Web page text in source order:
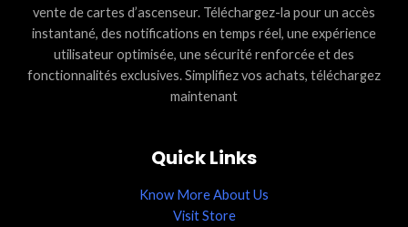
vente de cartes d’ascenseur. Téléchargez-la pour un accès
instantané, des notifications en temps réel, une expérience
utilisateur optimisée, une sécurité renforcée et des
fonctionnalités exclusives. Simplifiez vos achats, téléchargez
maintenant
Quick Links
Know More About Us
Visit Store